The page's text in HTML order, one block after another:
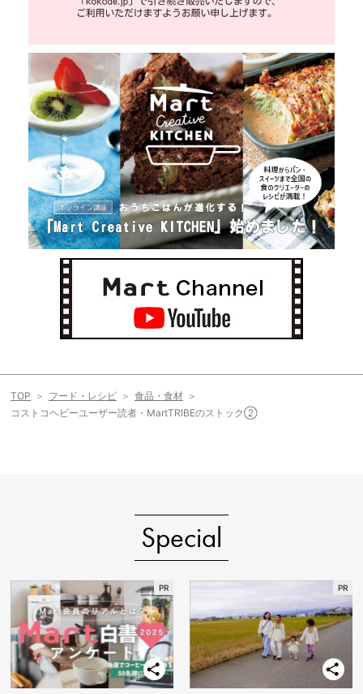
TOP フード・レシピ
食品・食材
コストコヘビーユーザー読者・MartTRIBEのストック②
Special